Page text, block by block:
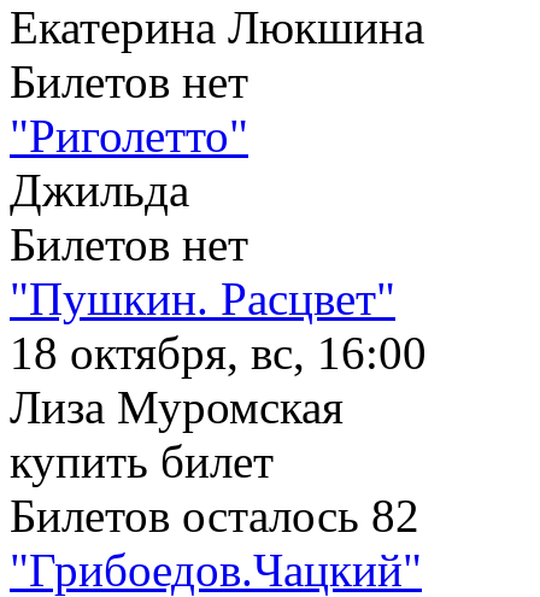
Екатерина Люкшина
Билетов нет
"Риголетто"
Джильда
Билетов нет
"Пушкин. Расцвет"
18 октября, вс, 16:00
Лиза Муромская
купить билет
Билетов осталось 82
"Грибоедов.Чацкий"